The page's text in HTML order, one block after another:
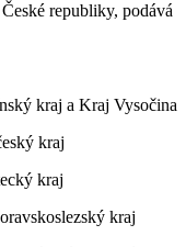
republiky, podává
kraj a Kraj Vysočina
kraj
kraj
kraj